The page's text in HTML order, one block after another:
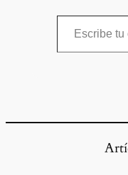
Escribe tu correo electrónico…